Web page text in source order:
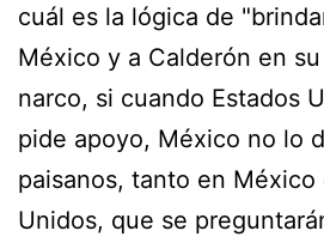
cuál es la lógica de
México y a Calderón en
narco, si cuando Estados
pide apoyo, México no lo
paisanos, tanto en México
Unidos, que se